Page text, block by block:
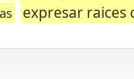
expresar raices